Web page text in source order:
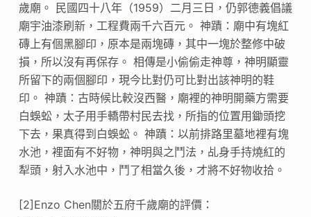
歲廟。 民國四十八年（1959）二月三日，仍郭德義倡議
廟宇油漆刷新，工程費兩千六百元。 神蹟：廟中有塊紅
磚上有個黑腳印，原本是兩塊磚，其中一塊於整修中破
損，所以沒有再保存。 相傳是小偷偷走神尊，神明顯靈
所留下的兩個腳印，現今比對仍可比對出該神明的鞋
印。 神蹟：古時候比較沒西醫，廟裡的神明開藥方需要
白蜈蚣，太子用手轎帶村民去找，所指的位置用鋤頭挖
下去，果真得到白蜈蚣。 神蹟：以前排路里墓地裡有塊
水池，裡面有不好物，神明與之鬥法，乩身手持燒紅的
犁頭，射入水池中，鬥了相當久後，才將不好物收拾。
[2]Enzo Chen關於五府千歲廟的評價：